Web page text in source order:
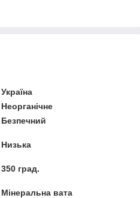
Україна
Неорганічне
Безпечний
Низька
350 град.
Мінеральна вата